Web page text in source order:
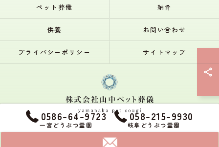
0586-64-9723
一宮どうぶつ霊園
058-215-9930
岐阜どうぶつ霊園
ペット葬儀 納骨
供養 お問い合わせ
プライバシーポリシー サイトマップ
© 2026 一宮・岐阜のペット火葬なら株式会社山中ペット葬儀 ALL RIGHTS
RESERVED.